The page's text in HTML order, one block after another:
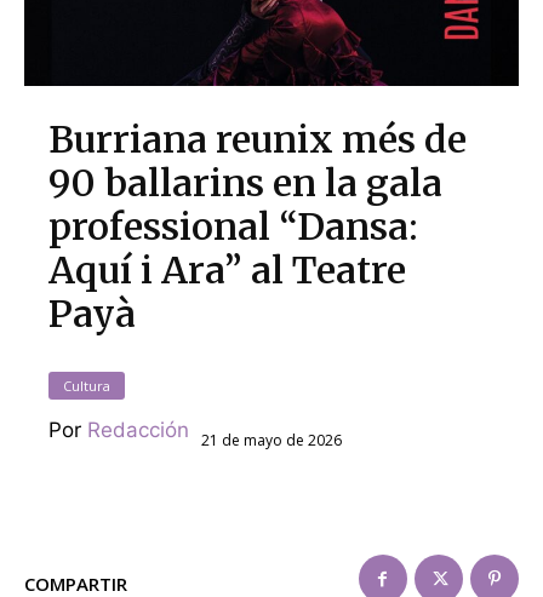
Burriana reunix més de
90 ballarins en la gala
professional “Dansa:
Aquí i Ara” al Teatre
Payà
Cultura
Por Redacción 21 de mayo de 2026
COMPARTIR